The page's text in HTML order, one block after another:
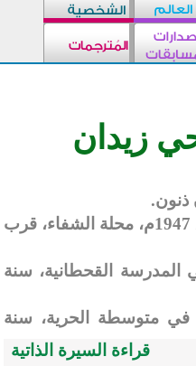
زيدان
قراءة السيرة الذاتية
ذنون.
الموصل / 1947م، محلة الشفاء، قرب
المدرسة القحطانية، سنة
في متوسطة الحرية، سنة